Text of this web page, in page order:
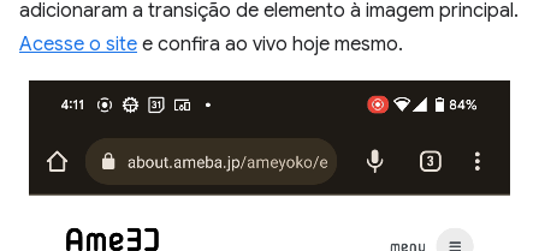
adicionaram a transição de elemento à imagem principal.
Acesse o site e confira ao vivo hoje mesmo.